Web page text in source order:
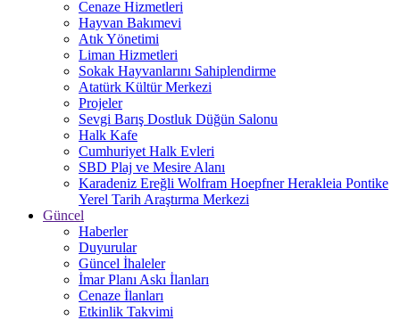
Cenaze Hizmetleri
Hayvan Bakımevi
Atık Yönetimi
Liman Hizmetleri
Sokak Hayvanlarını Sahiplendirme
Atatürk Kültür Merkezi
Projeler
Sevgi Barış Dostluk Düğün Salonu
Halk Kafe
Cumhuriyet Halk Evleri
SBD Plaj ve Mesire Alanı
Karadeniz Ereğli Wolfram Hoepfner Herakleia Pontike
Yerel Tarih Araştırma Merkezi
Güncel
Haberler
Duyurular
Güncel İhaleler
İmar Planı Askı İlanları
Cenaze İlanları
Etkinlik Takvimi